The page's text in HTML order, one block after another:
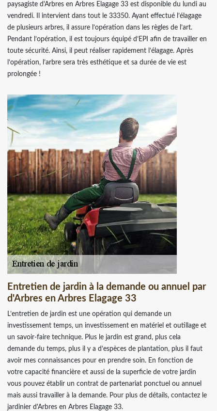
paysagiste d'Arbres en Arbres Elagage 33 est disponible du lundi au
vendredi. Il intervient dans tout le 33350. Ayant effectué l’élagage
de plusieurs arbres, il assure l’opération dans les règles de l’art.
Pendant l’opération, il est toujours équipé d’EPI afin de travailler en
toute sécurité. Ainsi, il peut réaliser rapidement l’élagage. Après
l’opération, l’arbre sera très esthétique et sa durée de vie est
prolongée !
Entretien de jardin à la demande ou annuel par
d'Arbres en Arbres Elagage 33
L’entretien de jardin est une opération qui demande un
investissement temps, un investissement en matériel et outillage et
un savoir-faire technique. Plus le jardin est grand, plus cela
demande du temps, plus il y a d’espèces de plantation, plus il faut
avoir mes connaissances pour en prendre soin. En fonction de
votre capacité financière et aussi de la superficie de votre jardin
vous pouvez établir un contrat de partenariat ponctuel ou annuel
mais aussi travailler à la demande. Pour plus de détails, contactez le
jardinier d'Arbres en Arbres Elagage 33.